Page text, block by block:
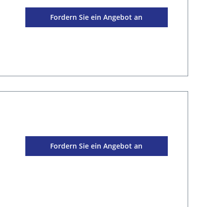
Fordern Sie ein Angebot an
Fordern Sie ein Angebot an